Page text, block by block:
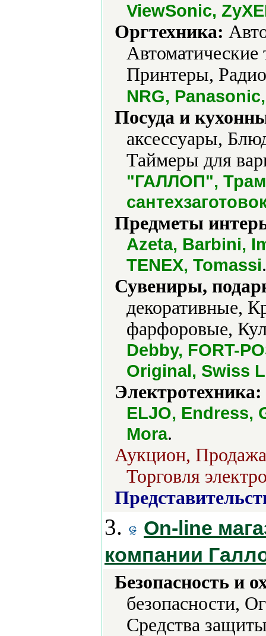
ViewSonic,
Оргтехника:
Принтеры,
NRG,
Посуда и
аксессуары,
Таймеры для
"ГАЛЛОП",
Предметы
Azeta, Barbini,
TENEX, Tomassi.
Сувениры,
декоративные,
фарфоровые,
Debby, FORT-
Original, Swiss
Электротехника:
ELJO, Endress,
Mora.
Аукцион, Продажа
Торговля
3.
On-line
компании
Безопасность и
безопасности,
Средства